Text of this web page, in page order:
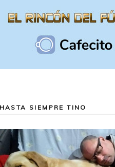
HASTA SIEMPRE TINO